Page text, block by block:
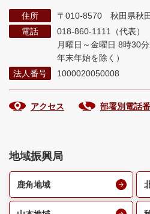
住所
〒010-8570 秋田県秋
電話
018-860-1111（代表）
月曜日～金曜日 8時30
年末年始を除く）
法人番号
1000020050008
アクセス 部署別電話
地域振興局
鹿角地域